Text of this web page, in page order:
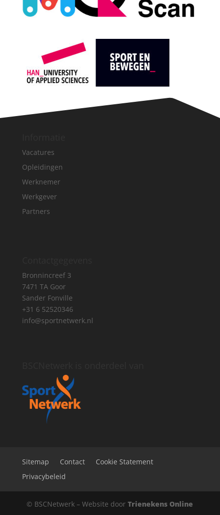
Vacatures
Opleidingen
Werknemer
Werkgever
Partners
Bronnincreef 3
7471 TA Goor
Sander Fonville
+31 6 52520346
info@sportnetwerk.nl
Sitemap Contact
Cookie Statement
Privacybeleid
© BSCNetwerk– Website doorTrienekens Online